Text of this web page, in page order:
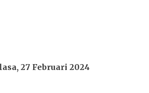
27 Februari 2024